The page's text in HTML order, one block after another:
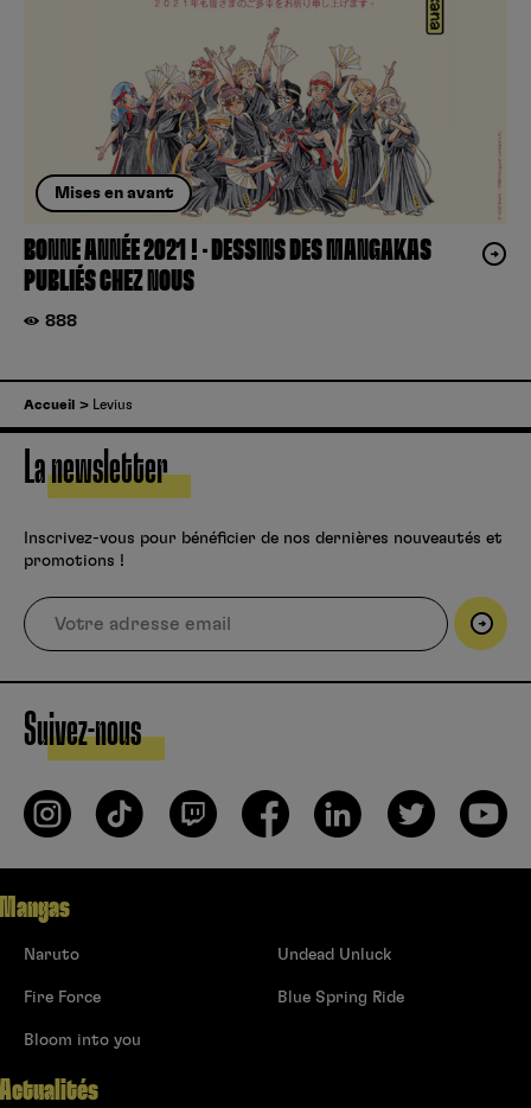
Mises en avant
BONNE ANNÉE 2021 ! – DESSINS DES MANGAKAS
PUBLIÉS CHEZ NOUS
888
Accueil Levius
La newsletter
Inscrivez-vous pour bénéficier de nos dernières nouveautés et
promotions !
Suivez-nous
Mangas
Naruto
Fire Force
Bloom into you
Undead Unluck
Blue Spring Ride
Actualités